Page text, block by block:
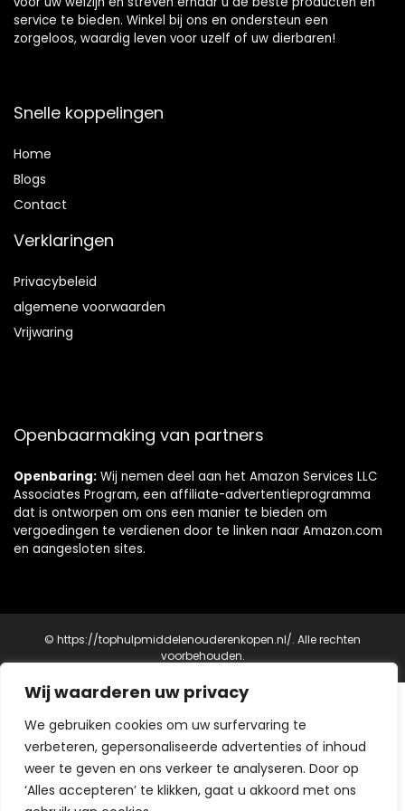
Wij waarderen uw privacy
We gebruiken cookies om uw surfervaring te
verbeteren, gepersonaliseerde advertenties of inhoud
weer te geven en ons verkeer te analyseren. Door op
‘Alles accepteren’ te klikken, gaat u akkoord met ons
service te bieden. Winkel bij ons en ondersteun een
zorgeloos, waardig leven voor uzelf of uw dierbaren!
Snelle koppelingen
Home
Blogs
Contact
Verklaringen
Privacybeleid
algemene voorwaarden
Vrijwaring
Openbaarmaking van partners
Openbaring: Wij nemen deel aan het Amazon Services LLC
Associates Program, een affiliate-advertentieprogramma
dat is ontworpen om ons een manier te bieden om
vergoedingen te verdienen door te linken naar Amazon.com
en aangesloten sites.
© https://tophulpmiddelenouderenkopen.nl/. Alle rechten
voorbehouden.
Ontdek Onze Websites
Zorg en Mobiliteit
Top Hulpmiddelen Ouderen Kopen - Ondersteuning voor
zelfstandigheid
Top Parkinson Hulpmiddelen Kopen